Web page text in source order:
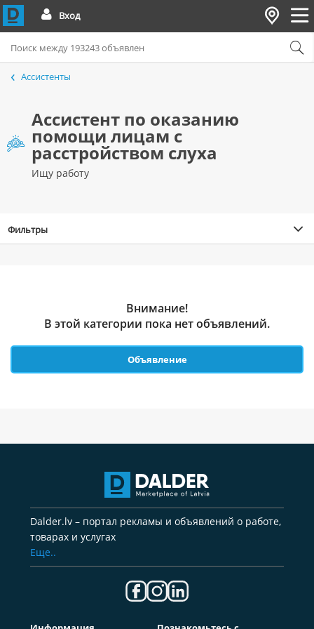
Вход
Ассистенты
Ассистент по оказанию
помощи лицам с
расстройством слуха
Ищу работу
Фильтры
Внимание!
В этой категории пока нет объявлений.
Объявление
Dalder.lv – портал рекламы и объявлений о работе,
товарах и услугах
Еще..